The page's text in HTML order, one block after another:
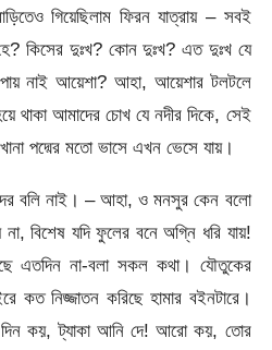
গিয়েছিলাম ফিরন যাত্রায় – সবই
কিসের দুঃখ? কোন দুঃখ? এত দুঃখ যে
নাই আয়েশা? আহা, আয়েশার টলটলে
থাকা আমাদের চোখ যে নদীর দিকে, সেই
পদ্মের মতো ভাসে এখন ভেসে যায়।
বলি নাই। – আহা, ও মনসুর কেন বলো
বিশেষ যদি ফুলের বনে অগ্নি ধরি যায়!
এতদিন না-বলা সকল কথা। যৌতুকের
নিজ্জাতন করিছে হামার বইনটারে।
দিন কয়, ট্যাকা আনি দে! আরো কয়, তোর